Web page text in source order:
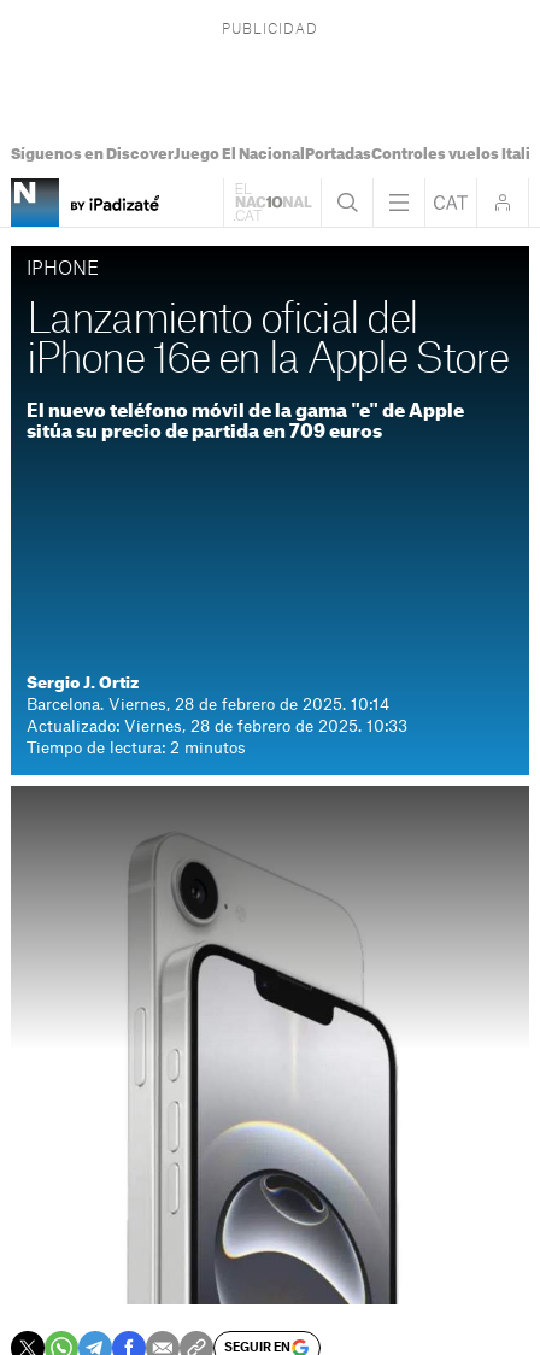
Síguenos en DiscoverJuego El Nacional PortadasControles vuelos Italia
IPHONE
Lanzamiento oficial del
iPhone 16e en la Apple Store
El nuevo teléfono móvil de la gama "e" de Apple
sitúa su precio de partida en 709 euros
Sergio J. Ortiz
Barcelona. Viernes, 28 de febrero de 2025. 10:14
Actualizado: Viernes, 28 de febrero de 2025. 10:33
Tiempo de lectura: 2 minutos
SEGUIR EN